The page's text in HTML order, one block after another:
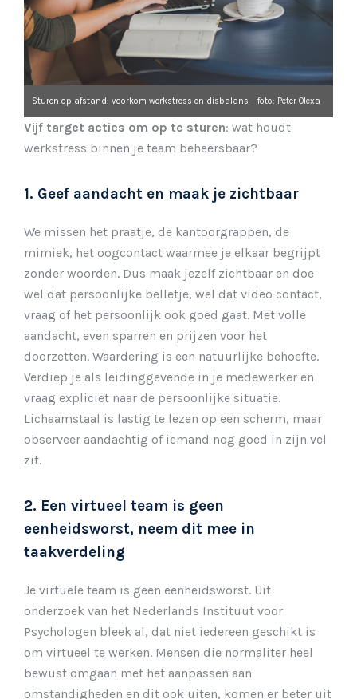
Sturen op afstand: voorkom werkstress en disbalans – foto: Peter Olexa
Vijf target acties om op te sturen: wat houdt
werkstress binnen je team beheersbaar?
1. Geef aandacht en maak je zichtbaar
We missen het praatje, de kantoorgrappen, de
mimiek, het oogcontact waarmee je elkaar begrijpt
zonder woorden. Dus maak jezelf zichtbaar en doe
wel dat persoonlijke belletje, wel dat video contact,
vraag of het persoonlijk ook goed gaat. Met volle
aandacht, even sparren en prijzen voor het
doorzetten. Waardering is een natuurlijke behoefte.
Verdiep je als leidinggevende in je medewerker en
vraag expliciet naar de persoonlijke situatie.
Lichaamstaal is lastig te lezen op een scherm, maar
observeer aandachtig of iemand nog goed in zijn vel
zit.
2. Een virtueel team is geen
eenheidsworst, neem dit mee in
taakverdeling
Je virtuele team is geen eenheidsworst. Uit
onderzoek van het Nederlands Instituut voor
Psychologen bleek al, dat niet iedereen geschikt is
om virtueel te werken. Mensen die normaliter heel
bewust omgaan met het aanpassen aan
omstandigheden en dit ook uiten, komen er beter uit